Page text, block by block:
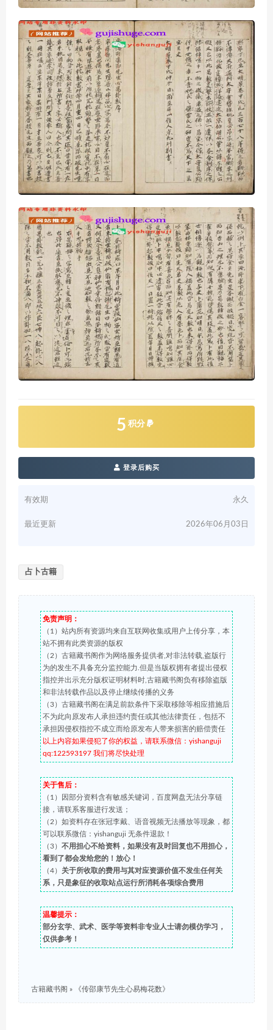
5 积分
登录后购买
有效期 永久
最近更新 2026年06月03日
占卜古籍
免责声明：
（1）站内所有资源均来自互联网收集或用户上传分享，本
站不拥有此类资源的版权
（2）古籍藏书阁作为网络服务提供者,对非法转载,盗版行
为的发生不具备充分监控能力.但是当版权拥有者提出侵权
指控并出示充分版权证明材料时,古籍藏书阁负有移除盗版
和非法转载作品以及停止继续传播的义务
（3）古籍藏书阁在满足前款条件下采取移除等相应措施后
不为此向原发布人承担违约责任或其他法律责任，包括不
承担因侵权指控不成立而给原发布人带来损害的赔偿责任
以上内容如果侵犯了你的权益，请联系微信：yishanguji
qq:122593197 我们将尽快处理
关于售后：
（1）因部分资料含有敏感关键词，百度网盘无法分享链
接，请联系客服进行发送；
（2）如资料存在张冠李戴、语音视频无法播放等现象，都
可以联系微信：yishanguji 无条件退款！
（3） 不用担心不给资料，如果没有及时回复也不用担心，
看到了都会发给您的！放心！
（4） 关于所收取的费用与其对应资源价值不发生任何关
系，只是象征的收取站点运行所消耗各项综合费用
温馨提示：
部分玄学、武术、医学等资料非专业人士请勿模仿学习，
仅供参考！
古籍藏书阁 » 《传邵康节先生心易梅花数》